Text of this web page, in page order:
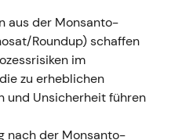
(berichtet Februar 2023)
starkes Jahr:
EUR, EBITDA vor
EUR; Crop Science
aus der Monsanto-
Roundup) schaffen
im
zu erheblichen
und Unsicherheit führen
nach der Monsanto-